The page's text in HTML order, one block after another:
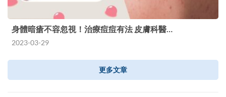
身體暗瘡不容忽視！治療痘痘有法 皮膚科醫…
2023-03-29
更多文章